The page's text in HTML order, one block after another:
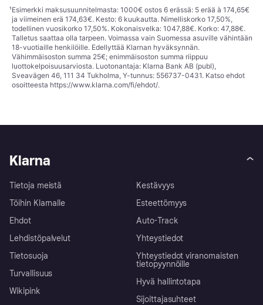
¹Esimerkki maksusuunnitelmasta: 1000€ ostos 6 erässä: 5 erää à 174,65€
ja viimeinen erä 174,63€. Kesto: 6 kuukautta. Nimelliskorko 17,50%,
todellinen vuosikorko 17,50%. Kokonaisvelka: 1047,88€. Korko: 47,88€.
Talletus saattaa olla tarpeen. Voimassa vain Suomessa asuville vähintään
18-vuotiaille henkilöille. Edellyttää Klarnan hyväksynnän.
Vähimmäisoston summa 25€; enimmäisoston summa riippuu
luottokelpoisuusarviosta. Luotonantaja: Klarna Bank AB (publ),
Sveavägen 46, 111 34 Tukholma, Y-tunnus: 556737-0431. Katso ehdot
osoitteesta https://www.klarna.com/fi/ehdot/.
Klarna
Tietoja meistä
Töihin Klarnalle
Ehdot
Lehdistöpalvelut
Tietosuoja
Turvallisuus
Wikipink
Kestävyys
Esteettömyys
Auto-Track
Yhteystiedot
Yhteystiedot viranomaisten
tietopyynnöille
Hyvä hallintotapa
Sijoittajasuhteet